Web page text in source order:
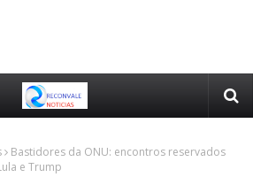
Bastidores da ONU: encontros reservados
e Trump